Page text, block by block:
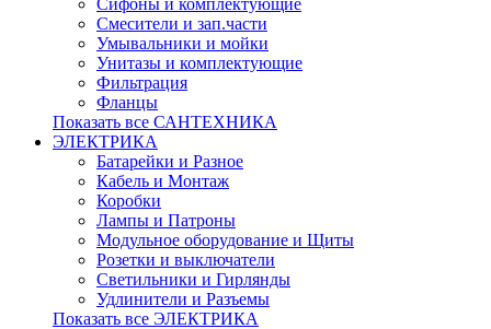
Сифоны и комплектующие
Смесители и зап.части
Умывальники и мойки
Унитазы и комплектующие
Фильтрация
Фланцы
Показать все САНТЕХНИКА
ЭЛЕКТРИКА
Батарейки и Разное
Кабель и Монтаж
Коробки
Лампы и Патроны
Модульное оборудование и Щиты
Розетки и выключатели
Светильники и Гирлянды
Удлинители и Разъемы
Показать все ЭЛЕКТРИКА